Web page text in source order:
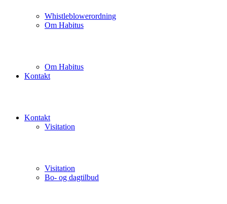
Om Habitus
Kontakt
Visitation
Bo- og dagtilbud
Whistleblowerordning
Om Habitus
Kontakt
Visitation